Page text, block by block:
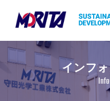
インフ